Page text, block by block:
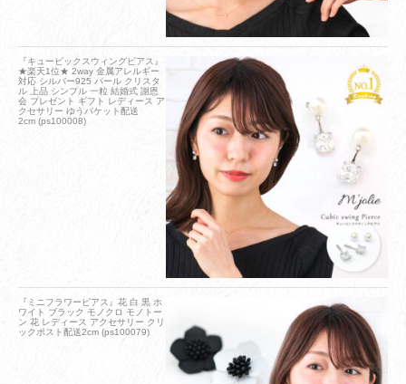
『キュービックスウィングピアス』
★楽天1位★ 2way 金属アレルギー
対応 シルバー925 パール クリスタ
ル 上品 シンプル 一粒 結婚式 謝恩
会 プレゼント ギフト レディース ア
クセサリー ゆうパケット配送
2cm (ps100008)
『ミニフラワーピアス』花 白 黒 ホ
ワイト ブラック モノクロ モノトー
ン 花 レディース アクセサリー クリ
ックポスト配送2cm (ps100079)